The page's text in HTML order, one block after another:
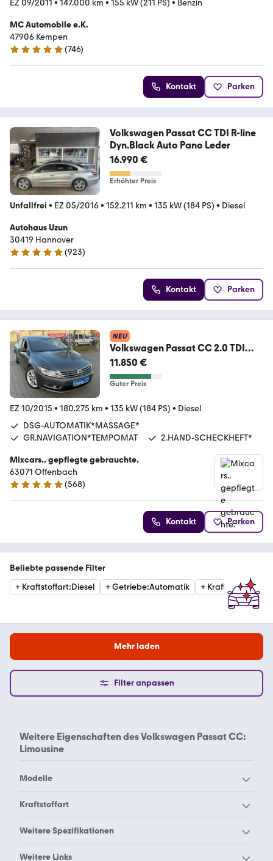
EZ 09/2011 • 147.000 km • 155 kW (211 PS) • Benzin
MC Automobile e.K.
47906 Kempen
4.8 Sterne
(746)
Kontakt Parken
Volkswagen Passat CC TDI R-line
Dyn.Black Auto Pano Leder
16.990 €
Erhöhter Preis
Unfallfrei • EZ 05/2016• 152.211 km • 135 kW (184 PS) • Diesel
Autohaus Uzun
30419 Hannover
4.9 Sterne
(923)
Kontakt Parken
NEU
Volkswagen Passat CC 2.0 TDI
BMT
DSG*GR.NAVI*Bi.XEN*SHZ*18Z
11.850 €
Guter Preis
EZ 10/2015 • 180.275 km • 135 kW (184 PS) • Diesel
DSG-AUTOMATIK*MASSAGE*
GR.NAVIGATION*TEMPOMAT
2.HAND-SCHECKHEFT*
Mixcars.. gepflegte gebrauchte.
63071 Offenbach
4.8 Sterne
(568)
Kontakt Parken
Beliebte passende Filter
+ Kraftstoffart:Diesel +Getriebe:Automatik + Kraftstoffart:
Mehr laden
Filter anpassen
Weitere Eigenschaften desVolkswagen Passat CC:
Limousine
Modelle
VW 181
Kraftstoffart
Volkswagen Passat CC
Weitere Spezifikationen
Volkswagen Passat CC
Weitere Links